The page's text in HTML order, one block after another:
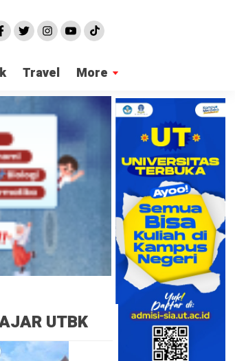
Travel More
UTBK